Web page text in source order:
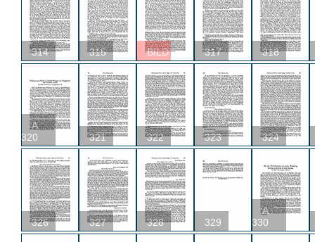
314 315 BILD 317 318
A
320
321 322 323 324
326 327 328 329
A
330